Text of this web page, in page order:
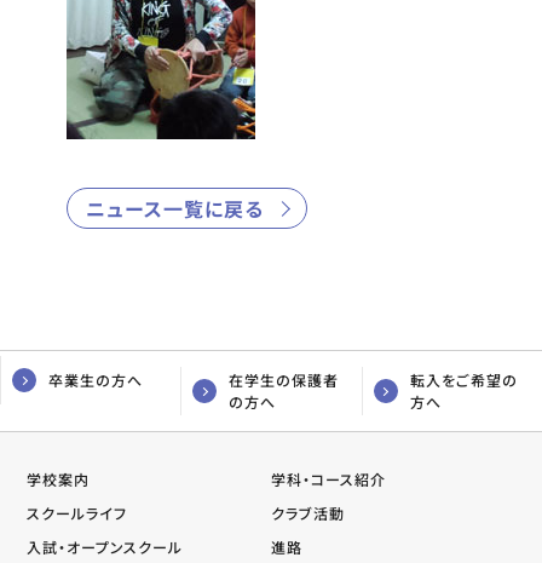
ニュース一覧に戻る
卒業生の方へ
在学生の保護者
の方へ
転入をご希望の
方へ
学校案内
学科・コース紹介
スクールライフ
クラブ活動
入試・オープンスクール
進路